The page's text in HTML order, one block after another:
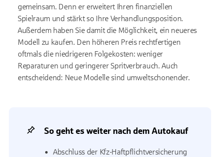
gemeinsam. Denn er erweitert Ihren finanziellen
Spielraum und stärkt so Ihre Verhandlungsposition.
Außerdem haben Sie damit die Möglichkeit, ein neueres
Modell zu kaufen. Den höheren Preis rechtfertigen
oftmals die niedrigeren Folgekosten: weniger
Reparaturen und geringerer Spritverbrauch. Auch
entscheidend: Neue Modelle sind umweltschonender.
So geht es weiter nach dem Autokauf
Abschluss der Kfz-Haftpflichtversicherung